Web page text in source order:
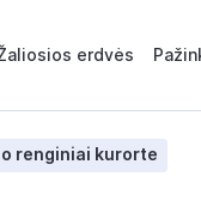
erdvės
renginiai kurorte